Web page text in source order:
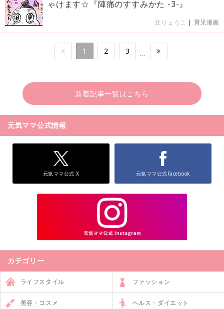
ゃけます☆『陣痛のすすみかた -3-』
辻りょうこ | 育児漫画
1 2 3 …
新着記事一覧はこちら
元気ママ公式情報
元気ママ公式 X 元気ママ公式Facebook
カテゴリー
ライフスタイル ファッション
美容・コスメ ヘルス・ダイエット